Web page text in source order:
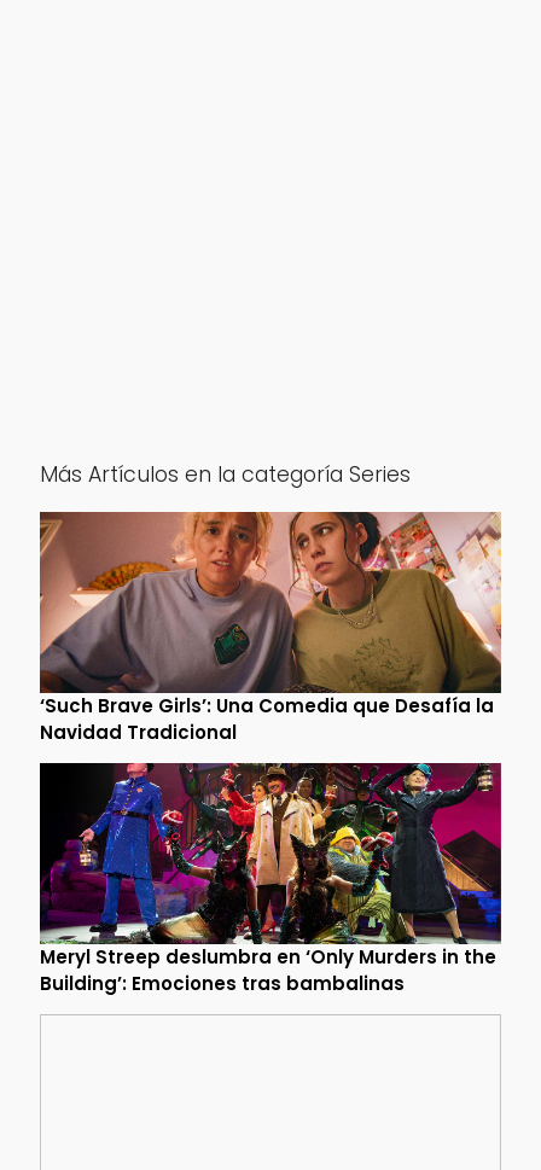
Más Artículos en la categoría Series
‘Such Brave Girls’: Una Comedia que Desafía la
Navidad Tradicional
Meryl Streep deslumbra en ‘Only Murders in the
Building’: Emociones tras bambalinas